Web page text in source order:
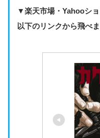
▼楽天市場・Yahooシ
以下のリンクから飛べ